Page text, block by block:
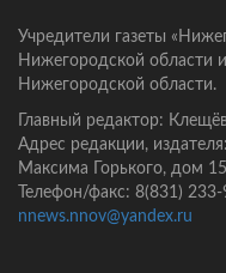
Учредители газеты
Нижегородской области
Нижегородской области.
Главный редактор:
Адрес редакции,
Максима Горького, дом
Телефон/факс: 8(831)
nnews.nnov@yandex.ru